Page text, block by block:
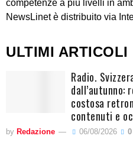
competenze a più livelli in
NewsLinet è distribuito via
ULTIMI ARTICOLI
Radio.
dall’autunno:
costosa
contenuti e
by Redazione 06/08/2026 0